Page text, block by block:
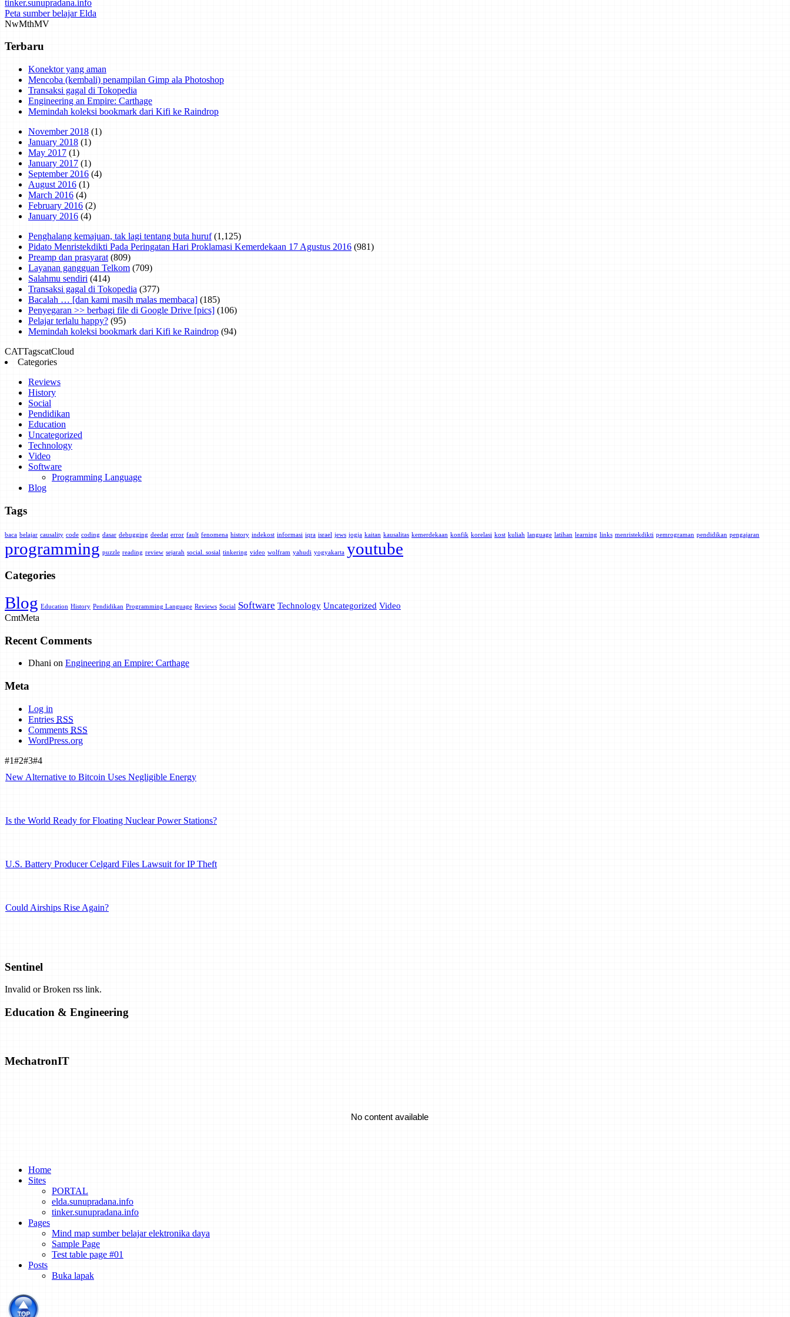
tinker.sunupradana.info
Peta sumber belajar Elda
NwMthMV
Terbaru
Konektor yang aman
Mencoba (kembali) penampilan Gimp ala Photoshop
Transaksi gagal di Tokopedia
Engineering an Empire: Carthage
Memindah koleksi bookmark dari Kifi ke Raindrop
November 2018 (1)
January 2018 (1)
May 2017 (1)
January 2017 (1)
September 2016 (4)
August 2016 (1)
March 2016 (4)
February 2016 (2)
January 2016 (4)
Penghalang kemajuan, tak lagi tentang buta huruf (1,125)
Pidato Menristekdikti Pada Peringatan Hari Proklamasi Kemerdekaan 17 Agustus 2016 (981)
Preamp dan prasyarat (809)
Layanan gangguan Telkom (709)
Salahmu sendiri (414)
Transaksi gagal di Tokopedia (377)
Bacalah … [dan kami masih malas membaca] (185)
Penyegaran >> berbagi file di Google Drive [pics] (106)
Pelajar terlalu happy? (95)
Memindah koleksi bookmark dari Kifi ke Raindrop (94)
CATTagscatCloud
Categories
Reviews
History
Social
Pendidikan
Education
Uncategorized
Technology
Video
Software
Programming Language
Blog
Tags
baca belajar causality code coding dasar debugging deedat error fault fenomena history indekost informasi iqra israel jews jogja kaitan kausalitas kemerdekaan konfik korelasi kost kuliah language latihan learning links menristekdikti pemrograman pendidikan pengajaran
programming puzzle reading review sejarah social. sosial tinkering video wolfram yahudi yogyakarta youtube
Categories
Blog Education History Pendidikan Programming Language Reviews Social Software Technology Uncategorized Video
CmtMeta
Recent Comments
Dhani on Engineering an Empire: Carthage
Meta
Log in
Entries RSS
Comments RSS
WordPress.org
#1#2#3#4
New Alternative to Bitcoin Uses Negligible Energy
Is the World Ready for Floating Nuclear Power Stations?
U.S. Battery Producer Celgard Files Lawsuit for IP Theft
Could Airships Rise Again?
Heat Pumps Could Shrink the Carbon Footprint of Buildings
How Inexpensive Must Energy Storage Be for Utilities to Switch to 100 Percent Renewables?
Sentinel
Invalid or Broken rss link.
Education & Engineering
MechatronIT
No content available
Home
Sites
PORTAL
elda.sunupradana.info
tinker.sunupradana.info
Pages
Mind map sumber belajar elektronika daya
Sample Page
Test table page #01
Posts
Buka lapak